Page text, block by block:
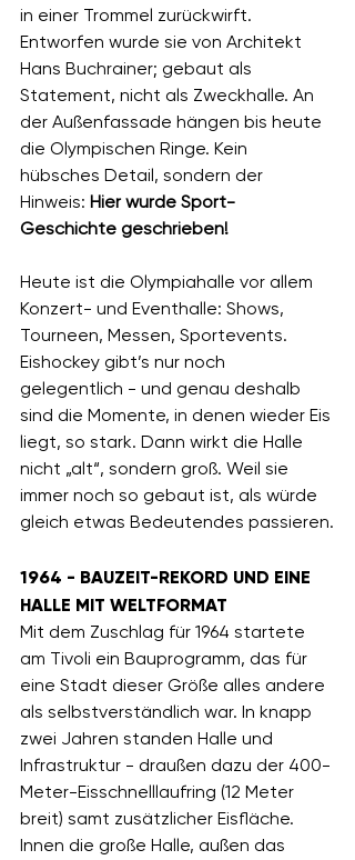
in einer Trommel zurückwirft.
Entworfen wurde sie von Architekt
Hans Buchrainer; gebaut als
Statement, nicht als Zweckhalle. An
der Außenfassade hängen bis heute
die Olympischen Ringe. Kein
hübsches Detail, sondern der
Hinweis: Hier wurde Sport-
Geschichte geschrieben!
Heute ist die Olympiahalle vor allem
Konzert- und Eventhalle: Shows,
Tourneen, Messen, Sportevents.
Eishockey gibt’s nur noch
gelegentlich - und genau deshalb
sind die Momente, in denen wieder Eis
liegt, so stark. Dann wirkt die Halle
nicht „alt“, sondern groß. Weil sie
immer noch so gebaut ist, als würde
gleich etwas Bedeutendes passieren.
1964 - BAUZEIT-REKORD UND EINE
HALLE MIT WELTFORMAT
Mit dem Zuschlag für 1964 startete
am Tivoli ein Bauprogramm, das für
eine Stadt dieser Größe alles andere
als selbstverständlich war. In knapp
zwei Jahren standen Halle und
Infrastruktur - draußen dazu der 400-
Meter-Eisschnelllaufring (12 Meter
breit) samt zusätzlicher Eisfläche.
Innen die große Halle, außen das